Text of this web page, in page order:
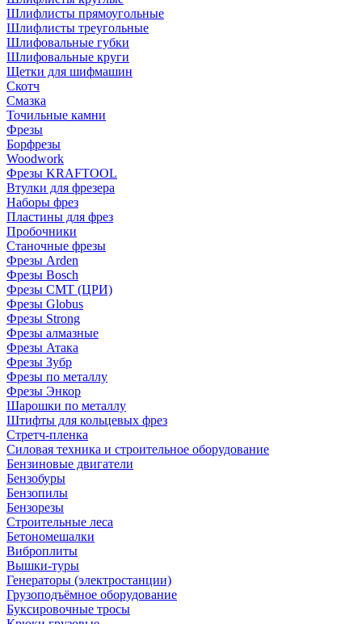
Шлифлисты прямоугольные
Шлифлисты треугольные
Шлифовальные губки
Шлифовальные круги
Щетки для шифмашин
Скотч
Смазка
Точильные камни
Фрезы
Борфрезы
Woodwork
Фрезы KRAFTOOL
Втулки для фрезера
Наборы фрез
Пластины для фрез
Пробочники
Станочные фрезы
Фрезы Arden
Фрезы Bosch
Фрезы CMT (ЦРИ)
Фрезы Globus
Фрезы Strong
Фрезы алмазные
Фрезы Атака
Фрезы Зубр
Фрезы по металлу
Фрезы Энкор
Шарошки по металлу
Штифты для кольцевых фрез
Стретч-пленка
Силовая техника и строительное оборудование
Бензиновые двигатели
Бензобуры
Бензопилы
Бензорезы
Строительные леса
Бетономешалки
Виброплиты
Вышки-туры
Генераторы (электростанции)
Грузоподъёмное оборудование
Буксировочные тросы